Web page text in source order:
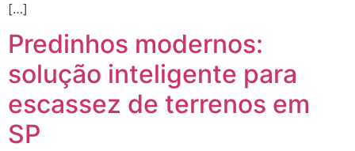
[…]
Predinhos modernos:
solução inteligente para
escassez de terrenos em
SP